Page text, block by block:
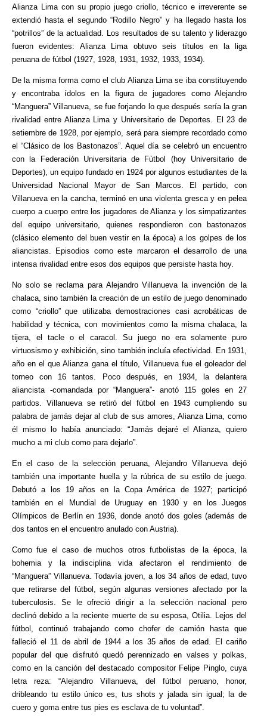
Alianza Lima con su propio juego criollo, técnico e irreverente se
extendió hasta el segundo “Rodillo Negro” y ha llegado hasta los
“potrillos” de la actualidad. Los resultados de su talento y liderazgo
fueron evidentes: Alianza Lima obtuvo seis títulos en la liga
peruana de fútbol (1927, 1928, 1931, 1932, 1933, 1934).
De la misma forma como el club Alianza Lima se iba constituyendo
y encontraba ídolos en la figura de jugadores como Alejandro
“Manguera” Villanueva, se fue forjando lo que después sería la gran
rivalidad entre Alianza Lima y Universitario de Deportes. El 23 de
setiembre de 1928, por ejemplo, será para siempre recordado como
el “Clásico de los Bastonazos”. Aquel día se celebró un encuentro
con la Federación Universitaria de Fútbol (hoy Universitario de
Deportes), un equipo fundado en 1924 por algunos estudiantes de la
Universidad Nacional Mayor de San Marcos. El partido, con
Villanueva en la cancha, terminó en una violenta gresca y en pelea
cuerpo a cuerpo entre los jugadores de Alianza y los simpatizantes
del equipo universitario, quienes respondieron con bastonazos
(clásico elemento del buen vestir en la época) a los golpes de los
aliancistas. Episodios como este marcaron el desarrollo de una
intensa rivalidad entre esos dos equipos que persiste hasta hoy.
No solo se reclama para Alejandro Villanueva la invención de la
chalaca, sino también la creación de un estilo de juego denominado
como “criollo” que utilizaba demostraciones casi acrobáticas de
habilidad y técnica, con movimientos como la misma chalaca, la
tijera, el tacle o el caracol. Su juego no era solamente puro
virtuosismo y exhibición, sino también incluía efectividad. En 1931,
año en el que Alianza gana el título, Villanueva fue el goleador del
torneo con 16 tantos. Poco después, en 1934, la delantera
aliancista -comandada por “Manguera”- anotó 115 goles en 27
partidos. Villanueva se retiró del fútbol en 1943 cumpliendo su
palabra de jamás dejar al club de sus amores, Alianza Lima, como
él mismo lo había anunciado: “Jamás dejaré el Alianza, quiero
mucho a mi club como para dejarlo”.
En el caso de la selección peruana, Alejandro Villanueva dejó
también una importante huella y la rúbrica de su estilo de juego.
Debutó a los 19 años en la Copa América de 1927; participó
también en el Mundial de Uruguay en 1930 y en los Juegos
Olímpicos de Berlín en 1936, donde anotó dos goles (además de
dos tantos en el encuentro anulado con Austria).
Como fue el caso de muchos otros futbolistas de la época, la
bohemia y la indisciplina vida afectaron el rendimiento de
“Manguera” Villanueva. Todavía joven, a los 34 años de edad, tuvo
que retirarse del fútbol, según algunas versiones afectado por la
tuberculosis. Se le ofreció dirigir a la selección nacional pero
declinó debido a la reciente muerte de su esposa, Otilia. Lejos del
fútbol, continuó trabajando como chofer de camión hasta que
falleció el 11 de abril de 1944 a los 35 años de edad. El cariño
popular del que disfrutó quedó perennizado en valses y polkas,
como en la canción del destacado compositor Felipe Pinglo, cuya
letra reza: “Alejandro Villanueva, del fútbol peruano, honor,
dribleando tu estilo único es, tus shots y jalada sin igual; la de
cuero y goma entre tus pies es esclava de tu voluntad”.